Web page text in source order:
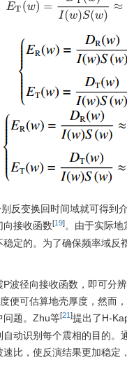
反变换回时间域就可得到
向接收函数[19]。由于实际地
定的。为了确保频率域
波径向接收函数，即可分
便可估算地壳厚度，然而
问题。Zhu等[21]提出了H-
动识别每个震相的目的。
比，使反演结果更加稳